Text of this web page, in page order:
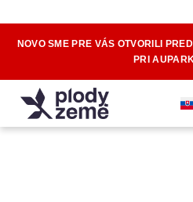
NOVO SME PRE VÁS OTVORILI
PRI